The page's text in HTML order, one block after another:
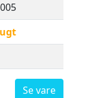
Se vare